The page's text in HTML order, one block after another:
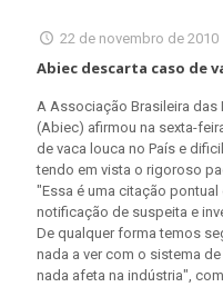
22 de novembro de 2010
Abiec descarta caso de
A Associação Brasileira das
(Abiec) afirmou na sexta-
de vaca louca no País e
tendo em vista o rigoroso
"Essa é uma citação
notificação de suspeita e
De qualquer forma temos
nada a ver com o sistema
nada afeta na indústria",